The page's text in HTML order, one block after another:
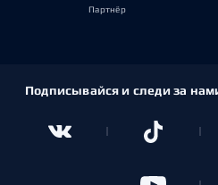
Партнёр
Подписывайся и следи за